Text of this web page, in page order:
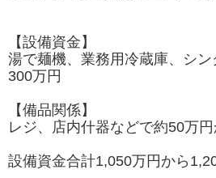
【設備資金】
湯で麺機、業務用冷蔵庫、シ
300万円
【備品関係】
レジ、店内什器などで約50万
設備資金合計1,050万円から